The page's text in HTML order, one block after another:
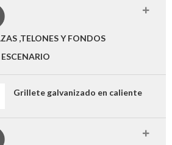
,TELONES Y FONDOS
ESCENARIO
Grillete galvanizado en caliente